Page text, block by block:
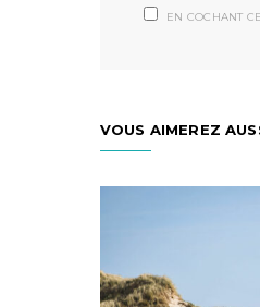
EN COCHANT
VOUS AIMEREZ